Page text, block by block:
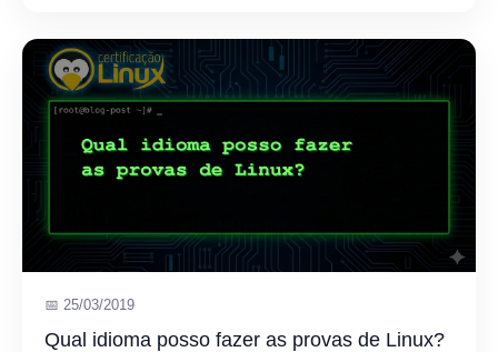
📅 25/03/2019
Qual idioma posso fazer as provas de Linux?